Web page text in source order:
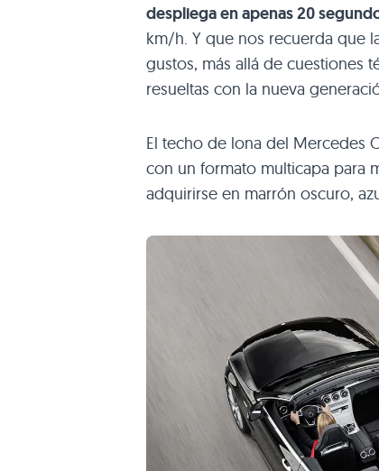
despliega en apenas 20
km/h. Y que nos recuerda que
gustos, más allá de cuestiones
resueltas con la nueva
El techo de lona del Mercedes
con un formato multicapa para
adquirirse en marrón oscuro,